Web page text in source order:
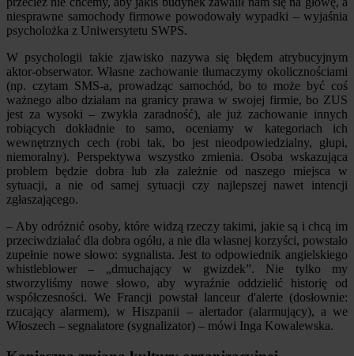
niesprawne samochody firmowe powodowały wypadki – wyjaśnia
psycholożka z Uniwersytetu SWPS.
W psychologii takie zjawisko nazywa się błędem atrybucyjnym
aktor-obserwator. Własne zachowanie tłumaczymy okolicznościami
(np. czytam SMS-a, prowadząc samochód, bo to może być coś
ważnego albo działam na granicy prawa w swojej firmie, bo ZUS
jest za wysoki – zwykła zaradność), ale już zachowanie innych
robiących dokładnie to samo, oceniamy w kategoriach ich
wewnętrznych cech (robi tak, bo jest nieodpowiedzialny, głupi,
niemoralny). Perspektywa wszystko zmienia. Osoba wskazująca
problem będzie dobra lub zła zależnie od naszego miejsca w
sytuacji, a nie od samej sytuacji czy najlepszej nawet intencji
zgłaszającego.
– Aby odróżnić osoby, które widzą rzeczy takimi, jakie są i chcą im
przeciwdziałać dla dobra ogółu, a nie dla własnej korzyści, powstało
zupełnie nowe słowo: sygnalista. Jest to odpowiednik angielskiego
whistleblower – „dmuchający w gwizdek”. Nie tylko my
stworzyliśmy nowe słowo, aby wyraźnie oddzielić historię od
współczesności. We Francji powstał lanceur d'alerte (dosłownie:
rzucający alarmem), w Hiszpanii – alertador (alarmujący), a we
Włoszech – segnalatore (sygnalizator) – mówi Inga Kowalewska.